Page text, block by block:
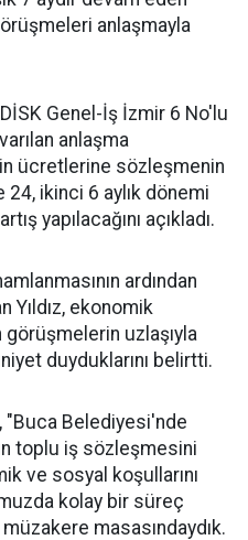
anlaşmayla
DİSK Genel-İş İzmir 6 No'lu
anlaşma
ücretlerine sözleşmenin
24, ikinci 6 aylık dönemi
yapılacağını açıkladı.
ardından
ekonomik
uzlaşıyla
duyduklarını belirtti.
"Buca Belediyesi'nde
toplu iş sözleşmesini
ve sosyal koşullarını
kolay bir süreç
müzakere masasındaydık.